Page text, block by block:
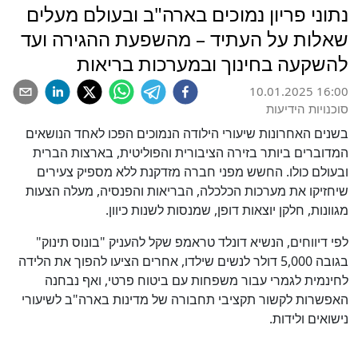
נתוני פריון נמוכים בארה"ב ובעולם מעלים
שאלות על העתיד – מהשפעת ההגירה ועד
להשקעה בחינוך ובמערכות בריאות
10.01.2025 16:00
סוכנויות הידיעות
בשנים האחרונות שיעורי הילודה הנמוכים הפכו לאחד הנושאים
המדוברים ביותר בזירה הציבורית והפוליטית, בארצות הברית
ובעולם כולו. החשש מפני חברה מזדקנת ללא מספיק צעירים
שיחזיקו את מערכות הכלכלה, הבריאות והפנסיה, מעלה הצעות
מגוונות, חלקן יוצאות דופן, שמנסות לשנות כיוון.
לפי דיווחים, הנשיא דונלד טראמפ שקל להעניק "בונוס תינוק"
בגובה 5,000 דולר לנשים שילדו, אחרים הציעו להפוך את הלידה
לחינמית לגמרי עבור משפחות עם ביטוח פרטי, ואף נבחנה
האפשרות לקשור תקציבי תחבורה של מדינות בארה"ב לשיעורי
נישואים ולידות.